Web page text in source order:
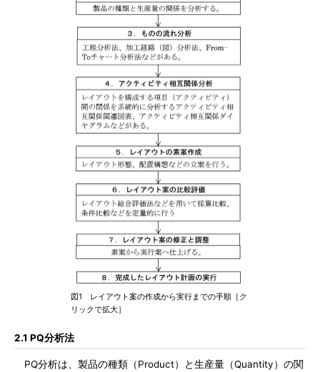
図1 レイアウト案の作成から実行までの手順［ク
リックで拡大］
2.1 PQ分析法
PQ分析は、製品の種類（Product）と生産量（Quantity）の関